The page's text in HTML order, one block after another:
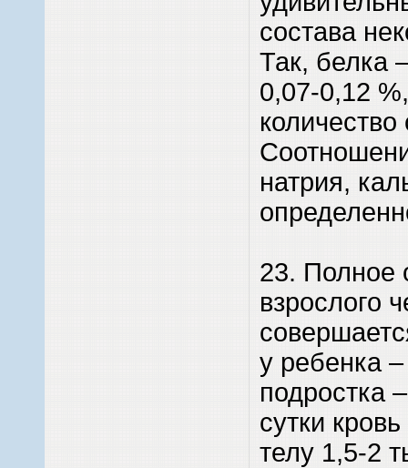
состава
Так, белка
0,07-0,12
натрия,
23. Полное
взрослого
у ребенка
подростка
сутки
телу 1,5-2